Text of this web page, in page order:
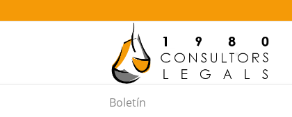
Boletín